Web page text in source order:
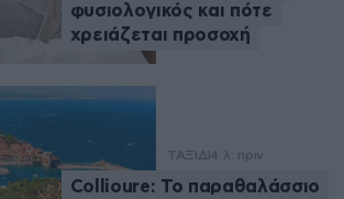
φυσιολογικός και πότε
χρειάζεται προσοχή
ΤΑΞΙΔΙ4 λ. πριν
Collioure: Το παραθαλάσσιο